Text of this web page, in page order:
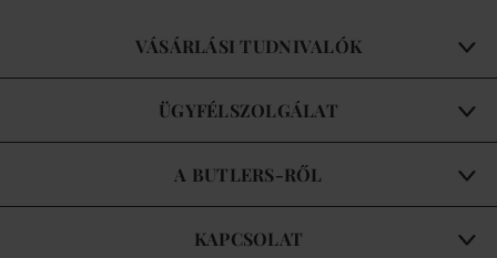
VÁSÁRLÁSI TUDNIVALÓK
ÜGYFÉLSZOLGÁLAT
A BUTLERS-RŐL
KAPCSOLAT